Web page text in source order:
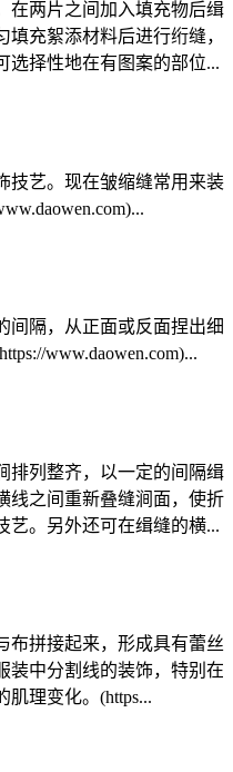
在两片之间加入填充物后缉
充絮添材料后进行绗缝，
选择性地在有图案的部位...
技艺。现在皱缩缝常用来装
间隔，从正面或反面捏出细
www.daowen.com)...
排列整齐，以一定的间隔缉
线之间重新叠缝涧面，使折
艺。另外还可在缉缝的横...
布拼接起来，形成具有蕾丝
装中分割线的装饰，特别在
理变化。(https...